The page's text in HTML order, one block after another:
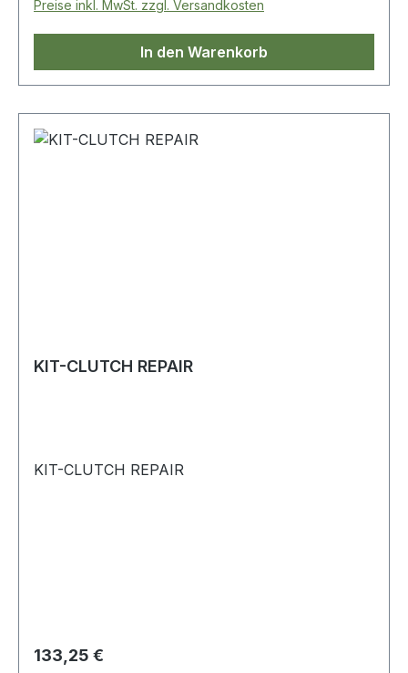
Preise inkl. MwSt. zzgl. Versandkosten
In den Warenkorb
KIT-CLUTCH REPAIR
KIT-CLUTCH REPAIR
Regulärer Preis:
133,25 €